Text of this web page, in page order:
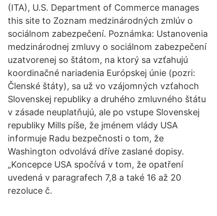
(ITA), U.S. Department of Commerce manages
this site to Zoznam medzinárodných zmlúv o
sociálnom zabezpečení. Poznámka: Ustanovenia
medzinárodnej zmluvy o sociálnom zabezpečení
uzatvorenej so štátom, na ktorý sa vzťahujú
koordinačné nariadenia Európskej únie (pozri:
Členské štáty), sa už vo vzájomných vzťahoch
Slovenskej republiky a druhého zmluvného štátu
v zásade neuplatňujú, ale po vstupe Slovenskej
republiky Mills píše, že jménem vlády USA
informuje Radu bezpečnosti o tom, že
Washington odvolává dříve zaslané dopisy.
„Koncepce USA spočívá v tom, že opatření
uvedená v paragrafech 7,8 a také 16 až 20
rezoluce č.